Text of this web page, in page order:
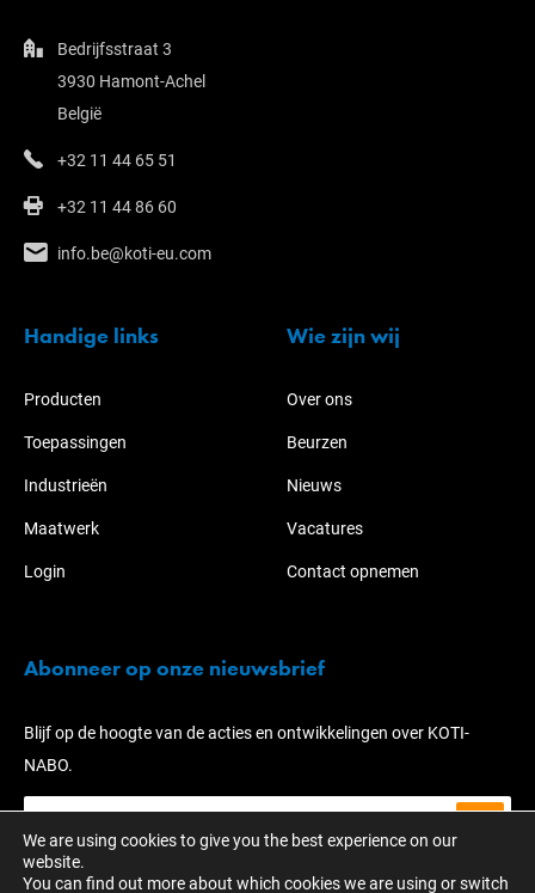
Bedrijfsstraat 3
3930 Hamont-Achel
België
+32 11 44 65 51
+32 11 44 86 60
info.be@koti-eu.com
Handige links
Producten
Toepassingen
Industrieën
Maatwerk
Login
Wie zijn wij
Over ons
Beurzen
Nieuws
Vacatures
Contact opnemen
Abonneer op onze nieuwsbrief
Blijf op de hoogte van de acties en ontwikkelingen over KOTI-
NABO.
We are using cookies to give you the best experience on our
website.
You can find out more about which cookies we are using or switch